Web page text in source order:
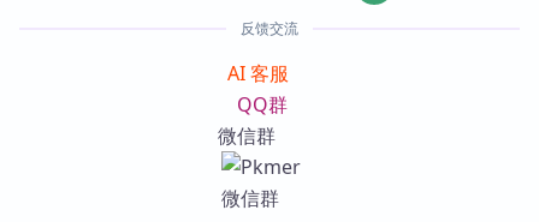
反馈交流
AI 客服
QQ群
微信群